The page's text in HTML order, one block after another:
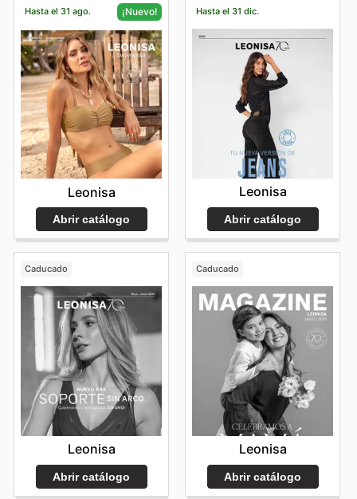
Hasta el 31 ago. ¡Nuevo!
Leonisa
Abrir catálogo
Hasta el 31 dic.
Leonisa
Abrir catálogo
Caducado
Leonisa
Abrir catálogo
Caducado
Leonisa
Abrir catálogo